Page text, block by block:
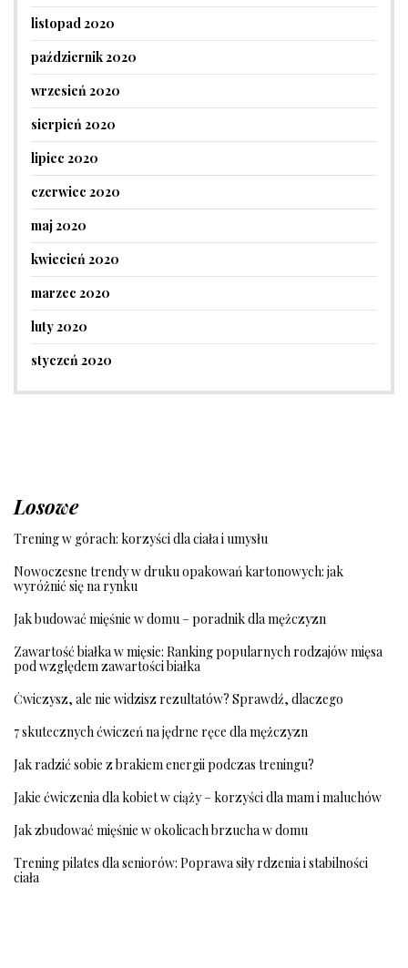
listopad 2020
październik 2020
wrzesień 2020
sierpień 2020
lipiec 2020
czerwiec 2020
maj 2020
kwiecień 2020
marzec 2020
luty 2020
styczeń 2020
Losowe
Trening w górach: korzyści dla ciała i umysłu
Nowoczesne trendy w druku opakowań kartonowych: jak
wyróżnić się na rynku
Jak budować mięśnie w domu – poradnik dla mężczyzn
Zawartość białka w mięsie: Ranking popularnych rodzajów mięsa
pod względem zawartości białka
Ćwiczysz, ale nie widzisz rezultatów? Sprawdź, dlaczego
7 skutecznych ćwiczeń na jędrne ręce dla mężczyzn
Jak radzić sobie z brakiem energii podczas treningu?
Jakie ćwiczenia dla kobiet w ciąży – korzyści dla mam i maluchów
Jak zbudować mięśnie w okolicach brzucha w domu
Trening pilates dla seniorów: Poprawa siły rdzenia i stabilności
ciała